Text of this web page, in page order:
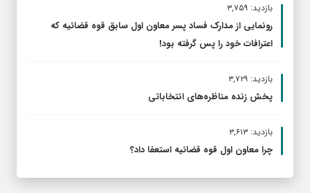
بازدید: ۳,۷۵۹
رونمایی از مدارک فساد پسر معاون اول سابق قوه قضائیه که
اعترافات خود را پس گرفته بود!
بازدید: ۳,۷۲۹
پخش زنده مناظره‌های انتخاباتی
بازدید: ۳,۶۱۳
چرا معاون اول قوه قضائیه استعفا داد؟